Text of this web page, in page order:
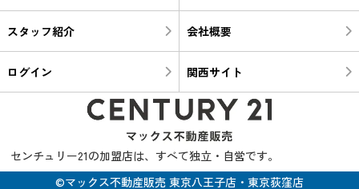
スタッフ紹介 会社概要
ログイン 関西サイト
センチュリー21の加盟店は、すべて独立・自営です。
©マックス不動産販売 東京八王子店・東京荻窪店